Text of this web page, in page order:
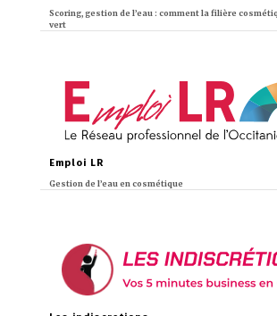
Scoring, gestion de l’eau : comment la filière
vert
Emploi LR
Gestion de l’eau en cosmétique